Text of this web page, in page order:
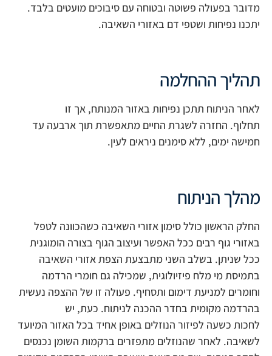
מדובר בפעולה פשוטה ובטוחה עם סיבוכים מועטים בלבד.
יתכנו נפיחות ושטפי דם באזורי השאיבה.
תהליך ההחלמה
לאחר הניתוח תתכן נפיחות באזור המנותח, אך זו
תחלוף. החזרה לשגרת החיים מתאפשרת תוך ארבעה עד
חמישה ימים, ללא סימנים ניראים לעין.
מהלך הניתוח
החלק הראשון כולל סימון אזורי השאיבה כשהכוונה לטפל
באזורי גוף רבים ככל האפשר ועיצוב הגוף בצורה הומוגנית
ככל שניתן. בשלב השני מתבצעת הצפת אזורי השאיבה
בתמיסת מי מלח פיזיולוגית, שמכילה גם חומרי הרדמה
וחומרים למניעת דימום ותסחיף. פעולה זו של ההצפה נעשית
בהרדמה מקומית בחדר ההכנה לניתוח. כעת, יש
לחכות כשעה לפיזור הנוזלים באופן אחיד בכל האזור המיועד
לשאיבה. לאחר שהנוזלים מתפזרים ברקמות השומן נכנסים